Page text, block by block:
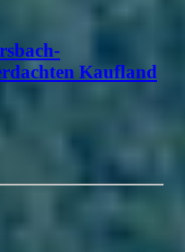
Kaufland